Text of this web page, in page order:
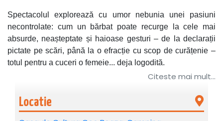
Spectacolul explorează cu umor nebunia unei pasiuni
necontrolate: cum un bărbat poate recurge la cele mai
absurde, neașteptate și haioase gesturi – de la declarații
pictate pe scări, până la o efracție cu scop de curățenie –
totul pentru a cuceri o femeie... deja logodită.
veți avea parte de dragoste, faliment și mopuri, de articole
și palpitații, de un lob demențial și de o dragoste cu
Citeste mai mult...
Locatie